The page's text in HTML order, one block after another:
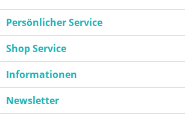
Persönlicher Service
Shop Service
Informationen
Newsletter